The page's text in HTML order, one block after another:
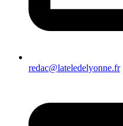
redac@lateledelyonne.fr